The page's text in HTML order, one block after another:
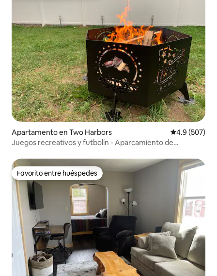
Apartamento en Two Harbors Calificación
4.9 (507)
Juegos recreativos y futbolín - Aparcamiento de
Favorito entre huéspedes
Favorito entre huéspedes